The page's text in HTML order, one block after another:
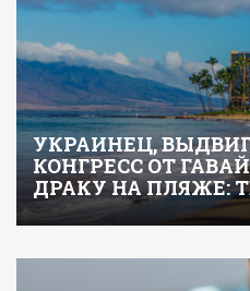
УКРАИНЕЦ,
КОНГРЕСС ОТ
ДРАКУ НА ПЛЯЖЕ: